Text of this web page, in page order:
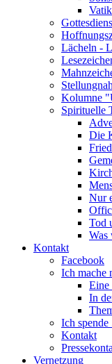
Lächeln -
Kolumne
Spirituelle
Die
Nur
Tod
Was
Kontakt
Facebook
Ich mache
Eine
In
Ich spende
Kontakt
Vernetzung